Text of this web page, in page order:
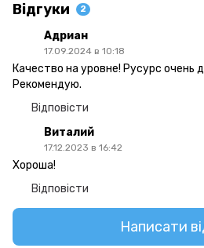
Відгуки 2
Адриан
17.09.2024 в 10:18
Качество на уровне! Русурс очень
Рекомендую.
Відповісти
Виталий
17.12.2023 в 16:42
Хороша!
Відповісти
Написати